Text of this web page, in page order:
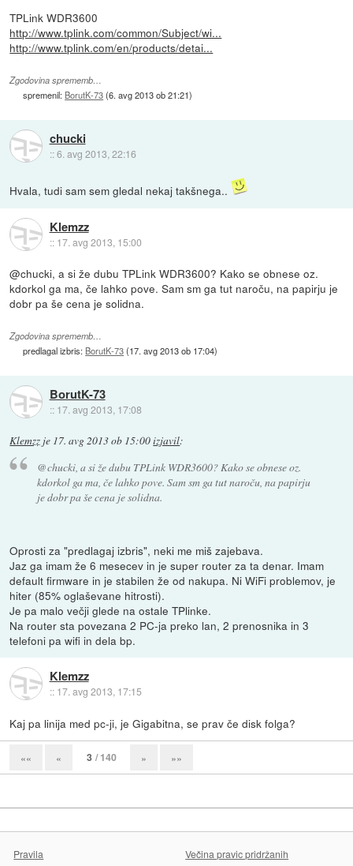
TPLink WDR3600
http://www.tplink.com/common/Subject/wi...
http://www.tplink.com/en/products/detai...
Zgodovina sprememb…
spremenil: BorutK-73(6. avg 2013 ob 21:21)
chucki
::6. avg 2013, 22:16
Hvala, tudi sam sem gledal nekaj takšnega..
Klemzz
:: 17. avg 2013, 15:00
@chucki, a si že dubu TPLink WDR3600? Kako se obnese oz.
kdorkol ga ma, če lahko pove. Sam sm ga tut naroču, na papirju je
dobr pa še cena je solidna.
Zgodovina sprememb…
predlagal izbris: BorutK-73(17. avg 2013 ob 17:04)
BorutK-73
:: 17. avg 2013, 17:08
Klemzz je 17. avg 2013 ob 15:00izjavil:
@chucki, a si že dubu TPLink WDR3600? Kako se obnese oz.
kdorkol ga ma, če lahko pove. Sam sm ga tut naroču, na papirju
je dobr pa še cena je solidna.
Oprosti za "predlagaj izbris", neki me miš zajebava.
Jaz ga imam že 6 mesecev in je super router za ta denar. Imam
default firmware in je stabilen že od nakupa. Ni WiFi problemov, je
hiter (85% oglaševane hitrosti).
Je pa malo večji glede na ostale TPlinke.
Na router sta povezana 2 PC-ja preko lan, 2 prenosnika in 3
telefoni pa wifi in dela bp.
Klemzz
:: 17. avg 2013, 17:15
Kaj pa linija med pc-ji, je Gigabitna, se prav če disk folga?
«« « 3 / 140 » »»
Pravila Večina pravic pridržanih